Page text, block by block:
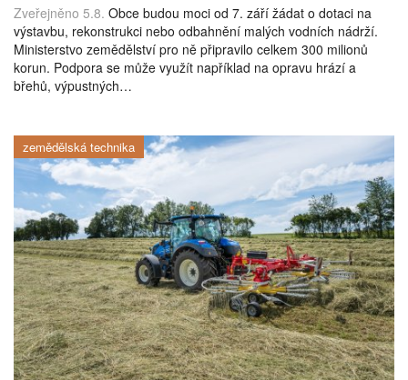
Zveřejněno 5.8. Obce budou moci od 7. září žádat o dotaci na
výstavbu, rekonstrukci nebo odbahnění malých vodních nádrží.
Ministerstvo zemědělství pro ně připravilo celkem 300 milionů
korun. Podpora se může využít například na opravu hrází a
břehů, výpustných…
zemědělská technika